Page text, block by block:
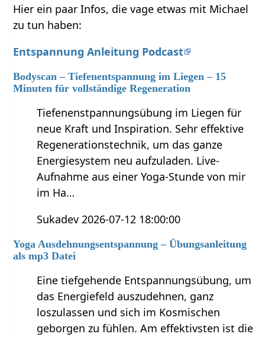
Hier ein paar Infos, die vage etwas mit Michael
zu tun haben:
Entspannung Anleitung Podcast
Bodyscan – Tiefenentspannung im Liegen – 15
Minuten für vollständige Regeneration
Tiefenenstpannungsübung im Liegen für
neue Kraft und Inspiration. Sehr effektive
Regenerationstechnik, um das ganze
Energiesystem neu aufzuladen. Live-
Aufnahme aus einer Yoga-Stunde von mir
im Ha…
Sukadev 2026-07-12 18:00:00
Yoga Ausdehnungsentspannung – Übungsanleitung
als mp3 Datei
Eine tiefgehende Entspannungsübung, um
das Energiefeld auszudehnen, ganz
loszulassen und sich im Kosmischen
geborgen zu fühlen. Am effektivsten ist die